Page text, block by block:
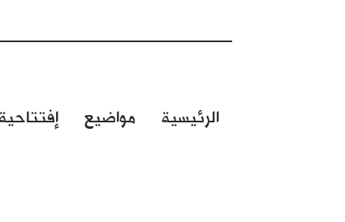
الرئيسية مواضيع